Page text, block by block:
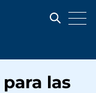
las